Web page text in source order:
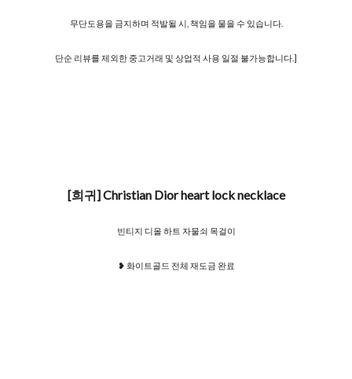
무단도용을 금지하며 적발될 시, 책임을 물을 수 있습니다.
단순 리뷰를 제외한 중고거래 및 상업적 사용 일절 불가능합니다.]
[희귀] Christian Dior heart lock necklace
빈티지 디올 하트 자물쇠 목걸이
❥ 화이트골드 전체 재도금 완료